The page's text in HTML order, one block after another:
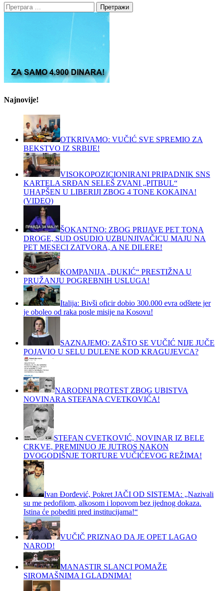
Претрага
за:
Najnovije!
OTKRIVAMO: VUČIĆ SVE SPREMIO ZA
BEKSTVO IZ SRBIJE!
VISOKOPOZICIONIRANI PRIPADNIK SNS
KARTELA SRĐAN SELEŠ ZVANI „PITBUL“
UHAPŠEN U LIBERIJI ZBOG 4 TONE KOKAINA!
(VIDEO)
ŠOKANTNO: ZBOG PRIJAVE PET TONA
DROGE, SUD OSUDIO UZBUNJIVAČICU MAJU NA
PET MESECI ZATVORA, A NE DILERE!
KOMPANIJA „ĐUKIĆ“ PRESTIŽNA U
PRUŽANJU POGREBNIH USLUGA!
Italija: Bivši oficir dobio 300.000 evra odštete jer
je oboleo od raka posle misije na Kosovu!
SAZNAJEMO: ZAŠTO SE VUČIĆ NIJE JUČE
POJAVIO U SELU DULENE KOD KRAGUJEVCA?
NARODNI PROTEST ZBOG UBISTVA
NOVINARA STEFANA CVETKOVIĆA!
STEFAN CVETKOVIĆ, NOVINAR IZ BELE
CRKVE, PREMINUO JE JUTROS NAKON
DVOGODIŠNJE TORTURE VUČIĆEVOG REŽIMA!
Ivan Đorđević, Pokret JAČI OD SISTEMA: „Nazivali
su me pedofilom, alkosom i lopovom bez ijednog dokaza.
Istina će pobediti pred institucijama!“
VUČIČ PRIZNAO DA JE OPET LAGAO
NAROD!
MANASTIR SLANCI POMAŽE
SIROMAŠNIMA I GLADNIMA!